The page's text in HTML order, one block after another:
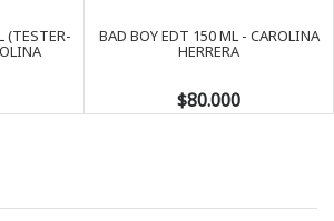
(TESTER- BAD BOY EDT 150 ML - CAROLINA
HERRERA
$80.000